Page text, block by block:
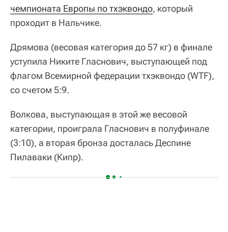
чемпионата Европы по тхэквондо, который
проходит в Нальчике.
Дрямова (весовая категория до 57 кг) в финале
уступила Никите Гласнович, выступающей под
флагом Всемирной федерации тхэквондо (WTF),
со счетом 5:9.
Волкова, выступающая в этой же весовой
категории, проиграла Гласнович в полуфинале
(3:10), а вторая бронза досталась Деспине
Пилаваки (Кипр).